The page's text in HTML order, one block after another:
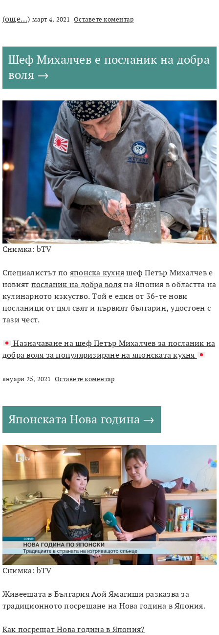
(още…) март 4, 2021 Оставете коментар
Шеф Михалчев е посланик на добра
воля
Снимка: bTV
Специалистът по японска кухня шеф Петър Михалчев е
новият посланик на добра воля на Япония в областта на
кулинарното изкуство. Той е един от 36-те нови
посланици от цял свят и първият българин, удостоен с
тази чест.
Назначаване на шеф Петър Михалчев за посланик на
добра воля за популяризиране на японската кухня
януари 25, 2021 Оставете коментар
Японската Нова година
Снимка: bTV
Живеещата в България Аой Ямагиши разказва за
традиционното посрещане на Нова година в Япония.
Как посрещат Нова година в Япония?